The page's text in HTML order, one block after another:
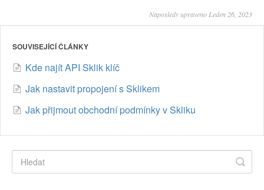
Naposledy upraveno Leden 26, 2023
SOUVISEJÍCÍ ČLÁNKY
Kde najít API Sklik klíč
Jak nastavit propojení s Sklikem
Jak přijmout obchodní podmínky v Skliku